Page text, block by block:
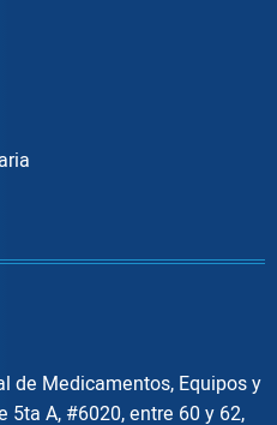
de Medicamentos, Equipos y
A, #6020, entre 60 y 62,